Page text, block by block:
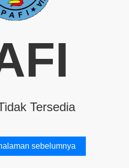
Tersedia
sebelumnya